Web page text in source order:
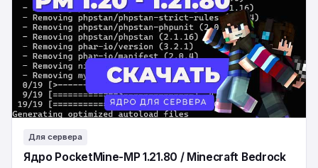
1.21.80
Minecraft
Bedrock
Для сервера
Ядро PocketMine-MP 1.21.80 / Minecraft Bedrock